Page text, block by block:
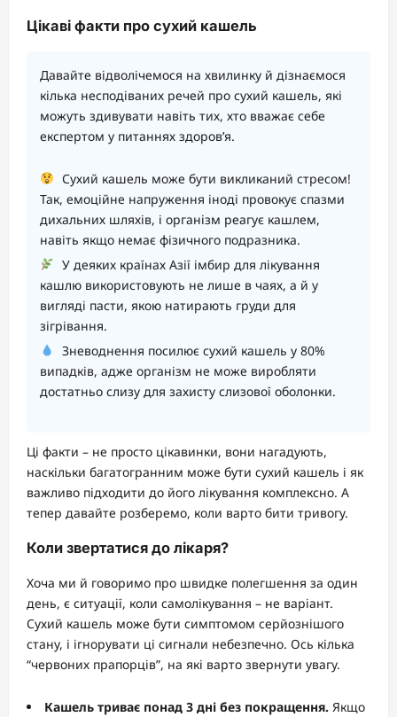
Цікаві факти про сухий кашель
Давайте відволічемося на хвилинку й дізнаємося
кілька несподіваних речей про сухий кашель, які
можуть здивувати навіть тих, хто вважає себе
експертом у питаннях здоров’я.
Сухий кашель може бути викликаний стресом!
Так, емоційне напруження іноді провокує спазми
дихальних шляхів, і організм реагує кашлем,
навіть якщо немає фізичного подразника.
У деяких країнах Азії імбир для лікування
кашлю використовують не лише в чаях, а й у
вигляді пасти, якою натирають груди для
зігрівання.
Зневоднення посилює сухий кашель у 80%
випадків, адже організм не може виробляти
достатньо слизу для захисту слизової оболонки.
Ці факти – не просто цікавинки, вони нагадують,
наскільки багатогранним може бути сухий кашель і як
важливо підходити до його лікування комплексно. А
тепер давайте розберемо, коли варто бити тривогу.
Коли звертатися до лікаря?
Хоча ми й говоримо про швидке полегшення за один
день, є ситуації, коли самолікування – не варіант.
Сухий кашель може бути симптомом серйознішого
стану, і ігнорувати ці сигнали небезпечно. Ось кілька
“червоних прапорців”, на які варто звернути увагу.
Кашель триває понад 3 дні без покращення. Якщо